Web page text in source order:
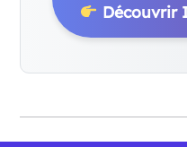
Découvrir